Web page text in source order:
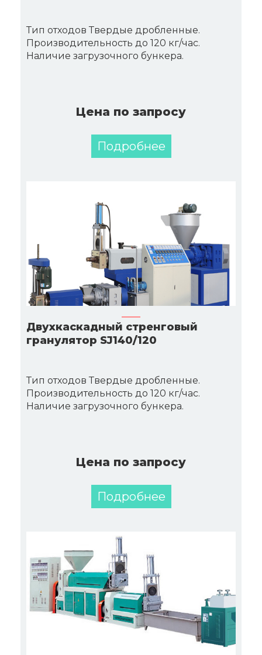
Тип отходов Твердые дробленные.
Производительность до 120 кг/час.
Наличие загрузочного бункера.
Цена по запросу
Подробнее
Двухкаскадный стренговый
гранулятор SJ140/120
Тип отходов Твердые дробленные.
Производительность до 120 кг/час.
Наличие загрузочного бункера.
Цена по запросу
Подробнее